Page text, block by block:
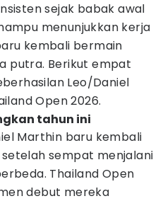
sejak babak awal
menunjukkan kerja
kembali bermain
putra. Berikut empat
Leo/Daniel
Open 2026.
tahun ini
Marthin baru kembali
sempat menjalani
Thailand Open
debut mereka